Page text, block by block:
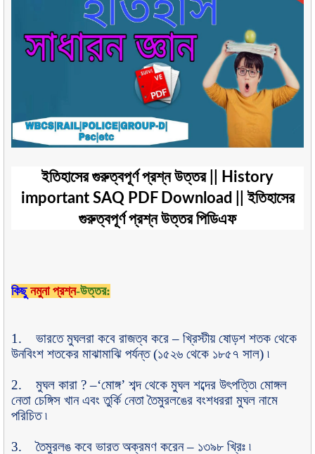
ইতিহাসের গুরুত্বপূর্ণ প্রশ্ন উত্তর || History
important SAQ PDF Download || ইতিহাসের
গুরুত্বপূর্ণ প্রশ্ন উত্তর পিডিএফ
কিছু নমুনা প্রশ্ন-উত্তর:
1. ভারতে মুঘলরা কবে রাজত্ব করে– খ্রিস্টীয় ষোড়শ শতক থেকে
উনবিংশ শতকের মাঝামাঝি পর্যন্ত (১৫২৬ থেকে ১৮৫৭ সাল) ৷
2. মুঘল কারা ? –‘মোঙ্গ’ শব্দ থেকে মুঘল শব্দের উৎপত্তি৷ মোঙ্গল
নেতা চেঙ্গিস খান এবং তুর্কি নেতা তৈমুরলঙের বংশধররা মুঘল নামে
পরিচিত ৷
3.তৈমুরলঙ কবে ভারত অক্রমণ করেন– ১৩৯৮ খ্রিঃ ৷